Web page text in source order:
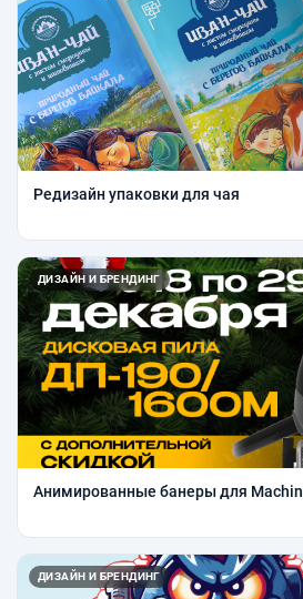
Редизайн упаковки для чая
ДИЗАЙН И БРЕНДИНГ
Анимированные банеры для
ДИЗАЙН И БРЕНДИНГ